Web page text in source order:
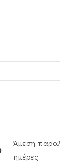
Άμεση
ημέρες